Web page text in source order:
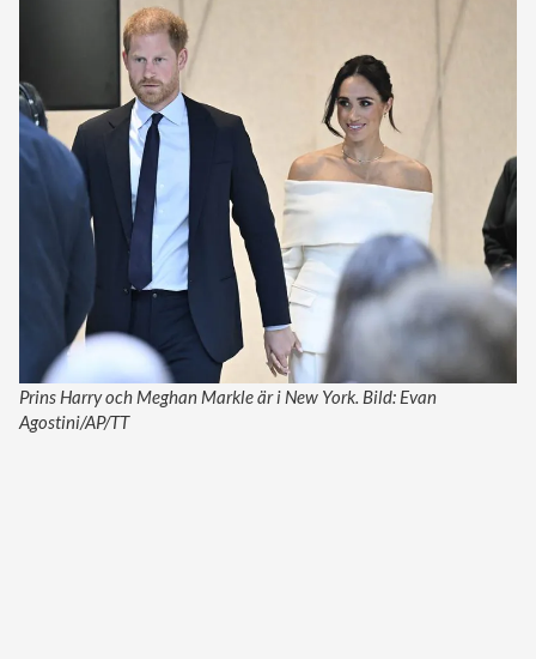
Prins Harry och Meghan Markle är i New York. Bild: Evan
Agostini/AP/TT